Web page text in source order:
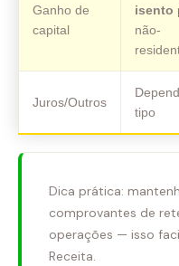
Ganho de
capital
isento
não-
Juros/Outros
tipo
Dica prática:
comprovantes de
operações — isso
Receita.